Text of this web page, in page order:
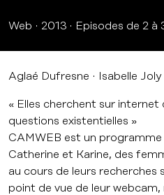
Web 2013 Episodes de 2 à
Aglaé Dufresne Isabelle Joly
« Elles cherchent sur internet
questions existentielles »
CAMWEB est un
Catherine et Karine, des
au cours de leurs recherches
point de vue de leur